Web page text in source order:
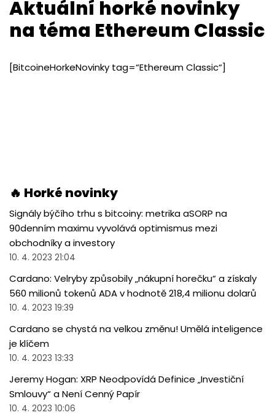
Aktuální horké novinky
na téma Ethereum Classic
[BitcoineHorkeNovinky tag=“Ethereum Classic“]
🔥 Horké novinky
Signály býčího trhu s bitcoiny: metrika aSORP na
90denním maximu vyvolává optimismus mezi
obchodníky a investory
10. 4. 2023 21:04
Cardano: Velryby způsobily „nákupní horečku“ a získaly
560 milionů tokenů ADA v hodnotě 218,4 milionu dolarů
10. 4. 2023 19:39
Cardano se chystá na velkou změnu! Umělá inteligence
je klíčem
10. 4. 2023 13:33
Jeremy Hogan: XRP Neodpovídá Definice „Investiční
Smlouvy“ a Není Cenný Papír
10. 4. 2023 10:06